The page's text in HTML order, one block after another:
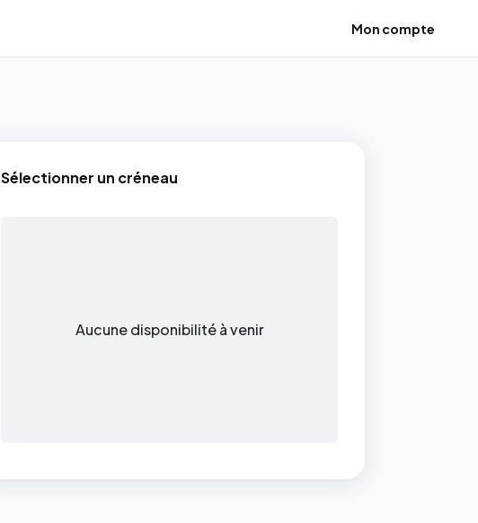
Mon compte
Sélectionner un créneau
Aucune disponibilité à venir